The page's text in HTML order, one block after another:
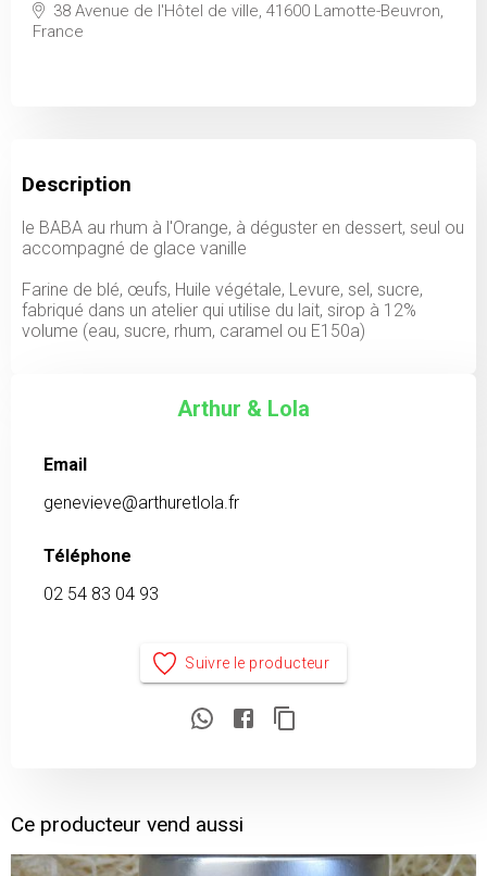
38 Avenue de l'Hôtel de ville, 41600 Lamotte-Beuvron,
France
Description
le BABA au rhum à l'Orange, à déguster en dessert, seul ou
accompagné de glace vanille
Farine de blé, œufs, Huile végétale, Levure, sel, sucre,
fabriqué dans un atelier qui utilise du lait, sirop à 12%
volume (eau, sucre, rhum, caramel ou E150a)
Arthur & Lola
Email
genevieve@arthuretlola.fr
Téléphone
02 54 83 04 93
Suivre le producteur
Ce producteur vend aussi